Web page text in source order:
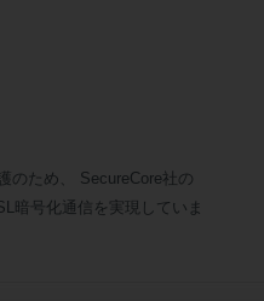
のため、 SecureCore社の
暗号化通信を実現していま